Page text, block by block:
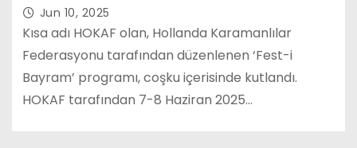
Jun 10, 2025
Kısa adı HOKAF olan, Hollanda Karamanlılar
Federasyonu tarafından düzenlenen ‘Fest-i
Bayram’ programı, coşku içerisinde kutlandı.
HOKAF tarafından 7-8 Haziran 2025…